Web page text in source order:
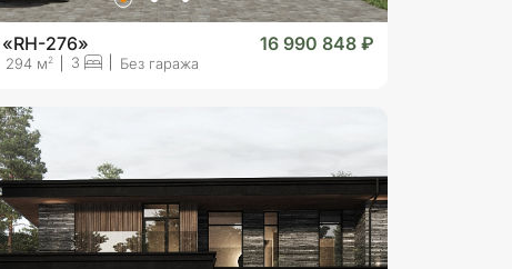
276» 16 990 848 ₽
294 м2 3 Без гаража